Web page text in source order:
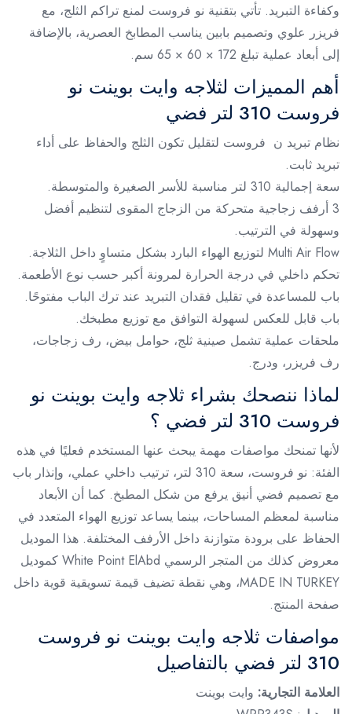
وكفاءة التبريد. تأتي بتقنية نو فروست لمنع تراكم الثلج، مع
فريزر علوي وتصميم بابين يناسب المطابخ العصرية، بالإضافة
إلى أبعاد عملية تبلغ 172 × 60 × 65 سم.
أهم المميزات لثلاجه وايت بوينت نو
فروست 310 لتر فضي
نظام تبريد ن فروست لتقليل تكون الثلج والحفاظ على أداء
تبريد ثابت.
سعة إجمالية 310 لتر مناسبة للأسر الصغيرة والمتوسطة.
3 أرفف زجاجية متحركة من الزجاج المقوى لتنظيم أفضل
وسهولة في الترتيب.
Multi Air Flow لتوزيع الهواء البارد بشكل متساوٍ داخل الثلاجة.
تحكم داخلي في درجة الحرارة لمرونة أكبر حسب نوع الأطعمة.
باب للمساعدة في تقليل فقدان التبريد عند ترك الباب مفتوحًا.
باب قابل للعكس لسهولة التوافق مع توزيع مطبخك.
ملحقات عملية تشمل صينية ثلج، حوامل بيض، رف زجاجات،
رف فريزر، ودرج.
لماذا ننصحك بشراء ثلاجه وايت بوينت نو
فروست 310 لتر فضي ؟
لأنها تمنحك مواصفات مهمة يبحث عنها المستخدم فعليًا في هذه
الفئة: نو فروست، سعة 310 لتر، ترتيب داخلي عملي، وإنذار باب
مع تصميم فضي أنيق يرفع من شكل المطبخ. كما أن الأبعاد
مناسبة لمعظم المساحات، بينما يساعد توزيع الهواء المتعدد في
الحفاظ على برودة متوازنة داخل الأرفف المختلفة. هذا الموديل
معروض كذلك من المتجر الرسمي White Point ElAbd كموديل
MADE IN TURKEY، وهي نقطة تضيف قيمة تسويقية قوية داخل
صفحة المنتج.
مواصفات ثلاجه وايت بوينت نو فروست
310 لتر فضي بالتفاصيل
العلامة التجارية: وايت بوينت